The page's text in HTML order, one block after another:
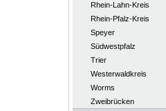
Rhein-Lahn-Kreis
Rhein-Pfalz-Kreis
Speyer
Südwestpfalz
Trier
Westerwaldkreis
Worms
Zweibrücken